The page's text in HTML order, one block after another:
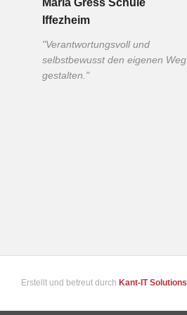
Maria Gress Schule
Iffezheim
"Verantwortungsvoll und
selbstbewusst den eigenen Weg
gestalten."
Erstellt und betreut durch Kant-IT Solutions